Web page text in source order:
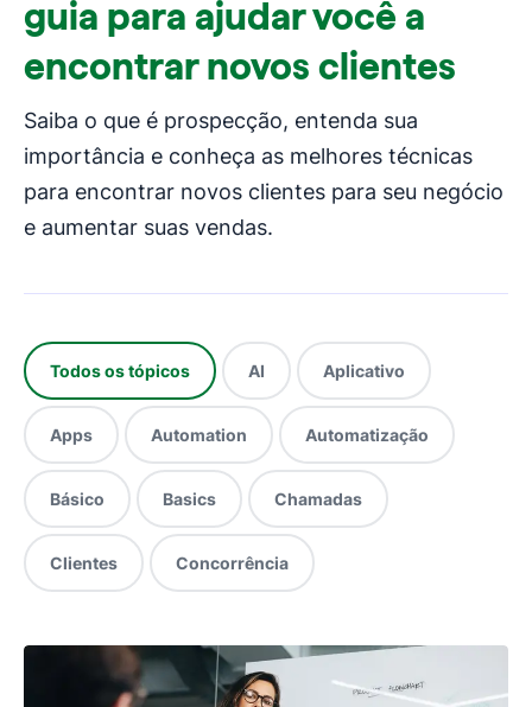
guia para ajudar você a
encontrar novos clientes
Saiba o que é prospecção, entenda sua
importância e conheça as melhores técnicas
para encontrar novos clientes para seu negócio
e aumentar suas vendas.
Todos os tópicos AI Aplicativo
Apps Automation Automatização
Básico Basics Chamadas
Clientes Concorrência